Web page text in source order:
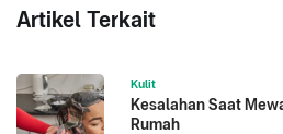
Artikel Terkait
Kulit
Kesalahan Saat
Rumah